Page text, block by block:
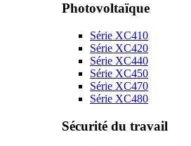
Photovoltaïque
Série XC410
Série XC420
Série XC440
Série XC450
Série XC470
Série XC480
Sécurité du travail